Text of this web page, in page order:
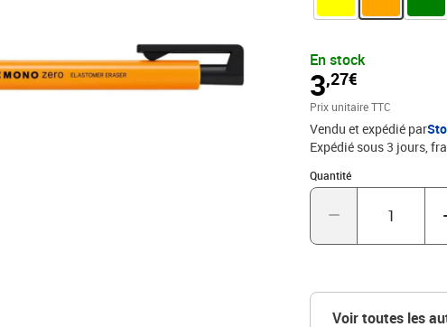
poids brut.
En stock
3,27€
Prix unitaire TTC
Vendu et expédié par
Expédié sous 3 jours,
Quantité
Quantité : 1
Voir toutes les